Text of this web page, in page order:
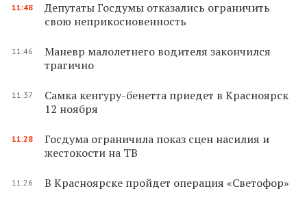
11:48
Депутаты Госдумы отказались ограничить
свою неприкосновенность
11:46
Маневр малолетнего водителя закончился
трагично
11:37
Самка кенгуру-бенетта приедет в Красноярск
12 ноября
11:28
Госдума ограничила показ сцен насилия и
жестокости на ТВ
11:26 В Красноярске пройдет операция «Светофор»